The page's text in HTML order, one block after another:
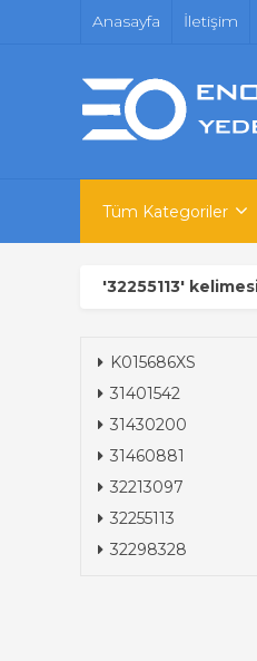
Anasayfa İletişim
Tüm Kategoriler
'32255113'
K015686XS
31401542
31430200
31460881
32213097
32255113
32298328